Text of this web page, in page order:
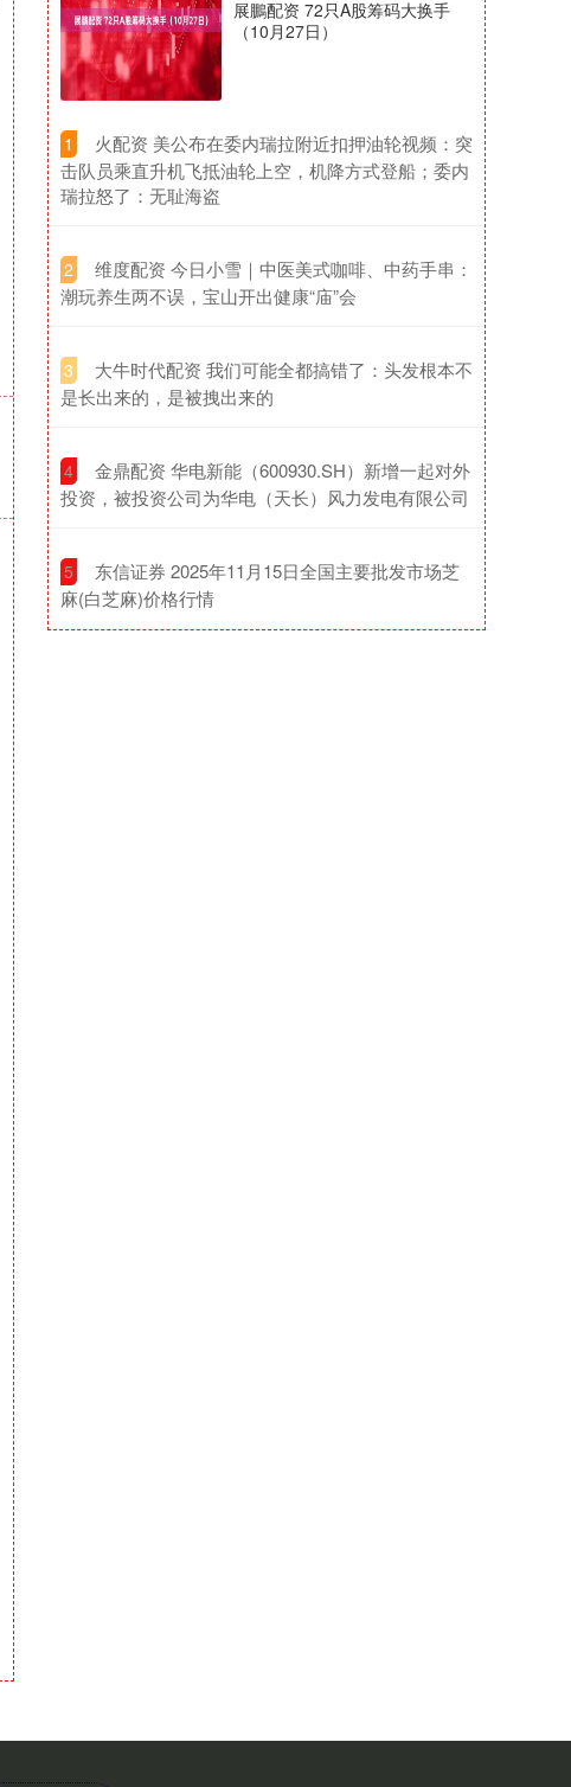
展鵬配资 72只A股筹码大换手
（10月27日）
1
​火配资 美公布在委内瑞拉附近扣押油轮视频：突
击队员乘直升机飞抵油轮上空，机降方式登船；委内
瑞拉怒了：无耻海盗
2
​维度配资 今日小雪｜中医美式咖啡、中药手串：
潮玩养生两不误，宝山开出健康“庙”会
3
​大牛时代配资 我们可能全都搞错了：头发根本不
是长出来的，是被拽出来的
4
​金鼎配资 华电新能（600930.SH）新增一起对外
投资，被投资公司为华电（天长）风力发电有限公司
5
​东信证券 2025年11月15日全国主要批发市场芝
麻(白芝麻)价格行情